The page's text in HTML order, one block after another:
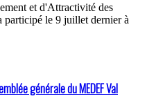
et d'Attractivité des
le 9 juillet dernier à
générale du MEDEF Val